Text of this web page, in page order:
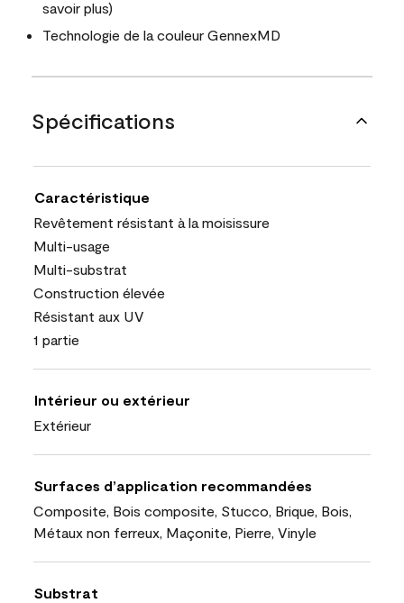
savoir plus)
Technologie de la couleur GennexMD
Spécifications
Caractéristique
Revêtement résistant à la moisissure
Multi-usage
Multi-substrat
Construction élevée
Résistant aux UV
1 partie
Intérieur ou extérieur
Extérieur
Surfaces d’application recommandées
Composite, Bois composite, Stucco, Brique, Bois,
Métaux non ferreux, Maçonite, Pierre, Vinyle
Substrat